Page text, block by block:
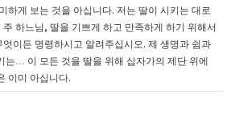
하게 보는 것을 아십니다. 저는 딸이 시키는 대로
주 하느님 , 딸을 기쁘게 하고 만족하게 하기 위해서
이든 명령하시고 알려주십시오. 제 생명과 쉼과
는… 이 모든 것을 딸을 위해 십자가의 제단 위에
이미 아십니다.